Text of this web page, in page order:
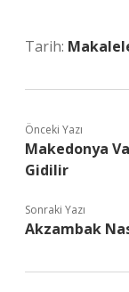
Tarih:
Önceki Yazı
Makedonya
Gidilir
Sonraki Yazı
Akzambak